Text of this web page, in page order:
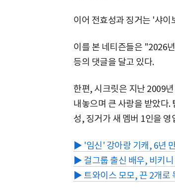
이어 전효성과 징거는 '샤이
이를 본 네티즌들은 "2026
등의 댓글을 달고 있다.
한편, 시크릿은 지난 2009
내놓으며 큰 사랑을 받았다.
성, 징거가 새 멤버 1인을
▶ '임신' 강아랑 기캐, 6년
▶ 걸그룹 출신 배우, 비키
▶ 트와이스 모모, 끈 2개로